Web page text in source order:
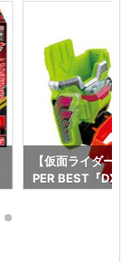
【仮面ライダ
PER BEST『
ャット＆キメワ